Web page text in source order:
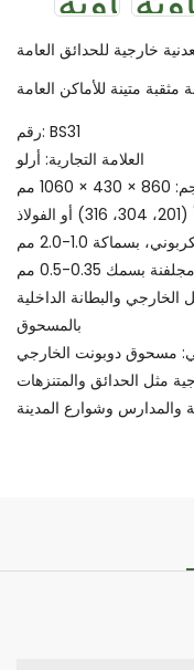
خارجية للحدائق العامة
رقم: BS31
العلامة التجارية: أرلو
× 1060 مم
العلبة: صفيحة من الفولاذ المقاوم للصدأ (201، 304، 316) أو الفولاذ
بسماكة 1.0-2.0 مم
0.35-0.5 مم
والبطانة الداخلية
بالمسحوق
مسحوق دوبونت الخارجي
مثل الحدائق والمتنزهات